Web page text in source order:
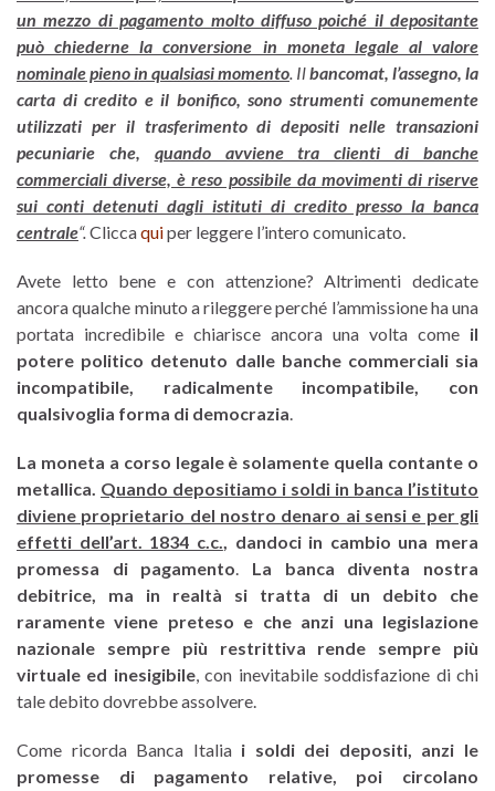
un mezzo di pagamento molto diffuso poiché il depositante
può chiederne la conversione in moneta legale al valore
nominale pieno in qualsiasi momento. Ilbancomat, l’assegno, la
carta di credito e il bonifico, sono strumenti comunemente
utilizzati per il trasferimento di depositi nelle transazioni
pecuniarie che, quando avviene tra clienti di banche
commerciali diverse, è reso possibile da movimenti di riserve
sui conti detenuti dagli istituti di credito presso la banca
centrale“.Cliccaquiper leggere l’intero comunicato.
Avete letto bene e con attenzione? Altrimenti dedicate
ancora qualche minuto a rileggere perché l’ammissione ha una
portata incredibile e chiarisce ancora una volta come il
potere politico detenuto dalle banche commerciali sia
incompatibile, radicalmente incompatibile, con
qualsivoglia forma di democrazia.
La moneta a corso legale è solamente quella contante o
metallica. Quando depositiamo i soldi in banca l’istituto
diviene proprietario del nostro denaro ai sensi e per gli
effetti dell’art. 1834 c.c., dandoci in cambio una mera
promessa di pagamento. La banca diventa nostra
debitrice, ma in realtà si tratta di un debito che
raramente viene preteso e che anzi una legislazione
nazionale sempre più restrittiva rende sempre più
virtuale ed inesigibile, con inevitabile soddisfazione di chi
tale debito dovrebbe assolvere.
Come ricorda Banca Italia i soldi dei depositi, anzi le
promesse di pagamento relative, poi circolano